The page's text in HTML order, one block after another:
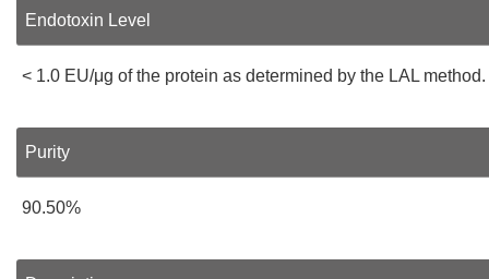
Endotoxin Level
< 1.0 EU/μg of the protein as determined by the LAL method.
Purity
90.50%